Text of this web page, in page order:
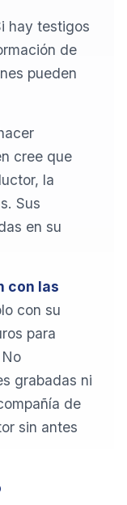
hay testigos
de
pueden
cree que
la
Sus
en su
con las
con su
para
grabadas ni
de
sin antes